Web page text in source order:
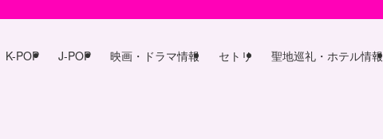
K-POP J-POP 映画・ドラマ情報 セトリ 聖地巡礼・ホテル情報